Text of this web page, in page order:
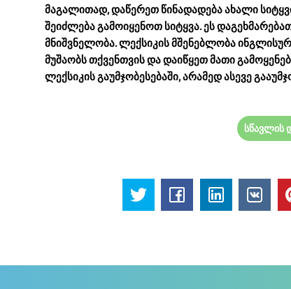
მაგალითად, დაწერეთ წინადადება ახალი
შეიძლება გამოიყენოთ სიტყვა. ეს
მნიშვნელობა. ლექსიკის მშენებლობა
მუშაობს თქვენთვის და დაიწყეთ მათი
ლექსიკის გაუმჯობესებაში, არამედ ასევე
სწავლის